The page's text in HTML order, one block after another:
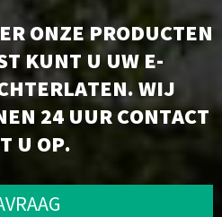
ONZE PRODUCTEN
KUNT U UW E-
WIJ
24 UUR CONTACT
U OP.